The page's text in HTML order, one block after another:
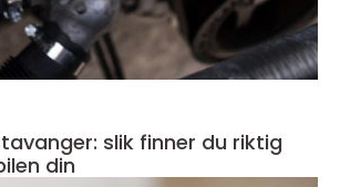
slik finner du riktig
din